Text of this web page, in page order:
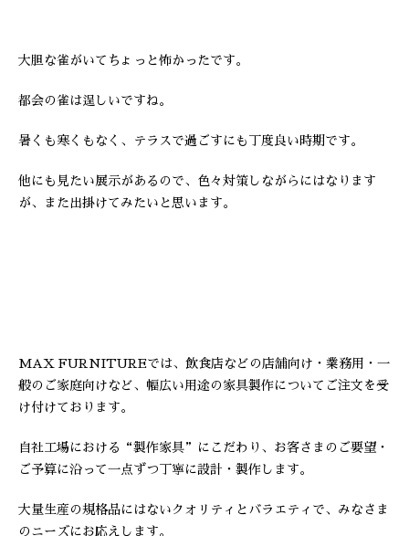
大胆な雀がいてちょっと怖かったです。
都会の雀は逞しいですね。
暑くも寒くもなく、テラスで過ごすにも丁度良い時期です。
他にも見たい展示があるので、色々対策しながらにはなります
が、また出掛けてみたいと思います。
MAX FURNITUREでは、飲食店などの店舗向け・業務用・一
般のご家庭向けなど、幅広い用途の家具製作についてご注文を受
け付けております。
自社工場における“製作家具”にこだわり、お客さまのご要望・
ご予算に沿って一点ずつ丁寧に設計・製作します。
大量生産の規格品にはないクオリティとバラエティで、みなさま
のニーズにお応えします。